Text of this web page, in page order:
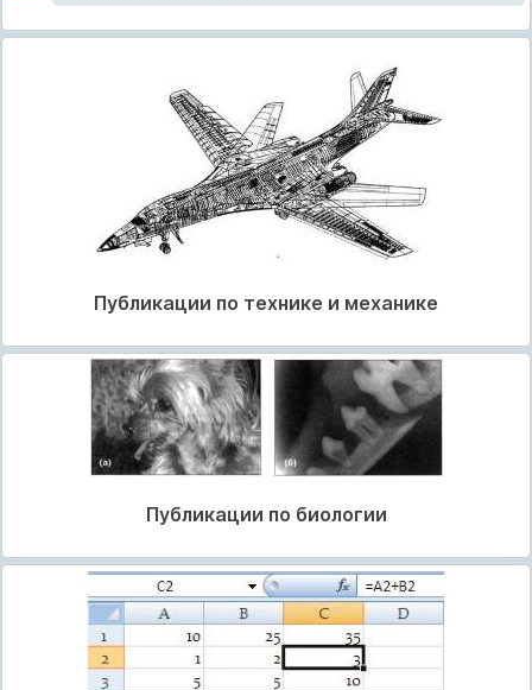
Публикации по технике и механике
Публикации по биологии